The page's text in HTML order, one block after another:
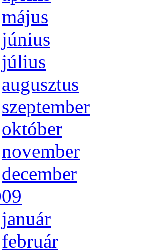
má­jus
jú­ni­us
jú­li­us
au­gusz­tus
szep­tem­ber
ok­tó­ber
no­vem­ber
de­cem­ber
ja­nu­ár
feb­ru­ár